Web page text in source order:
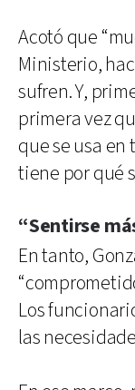
Acotó que
Ministerio,
sufren. Y,
primera vez
que se usa en
tiene por qué
“Sentirse
En tanto,
Los
las